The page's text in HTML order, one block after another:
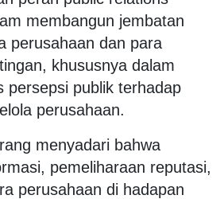
membangun jembatan
perusahaan dan para
khususnya dalam
persepsi publik terhadap
perusahaan.
menyadari bahwa
pemeliharaan reputasi,
perusahaan di hadapan